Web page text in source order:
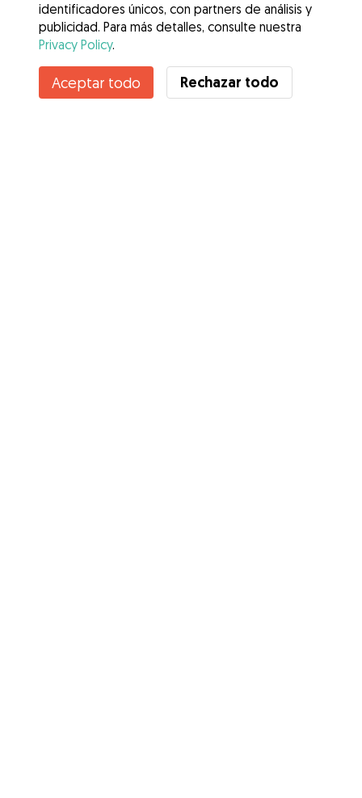
Contacta con Ainhoa
¿Conoces los Beneficios de Gudog? Ver más
identificadores únicos, con partners de análisis y
publicidad. Para más detalles, consulte nuestra
Privacy Policy.
Aceptar todo Rechazar todo